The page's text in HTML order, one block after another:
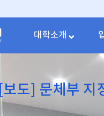
대학소개
[보도] 문체부 지